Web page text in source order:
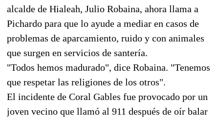
alcalde de Hialeah, Julio Robaina, ahora llama a
Pichardo para que lo ayude a mediar en casos de
problemas de aparcamiento, ruido y con animales
que surgen en servicios de santería.
"Todos hemos madurado", dice Robaina. "Tenemos
que respetar las religiones de los otros".
El incidente de Coral Gables fue provocado por un
joven vecino que llamó al 911 después de oír balar